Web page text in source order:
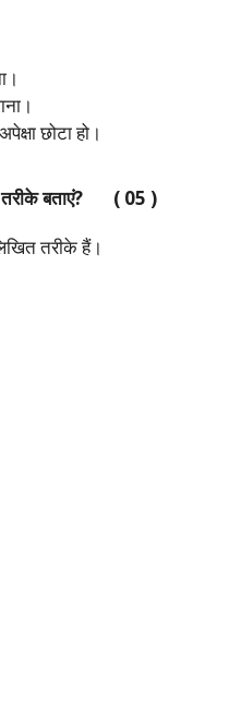
छोटा हो।
तरीके बताएं? ( 05 )
तरीके हैं।